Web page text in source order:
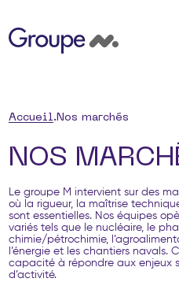
Accueil Nos marchés
NOS
Le groupe M intervient sur des
où la rigueur, la maîtrise
sont essentielles. Nos équipes
variés tels que le nucléaire, le
chimie/pétrochimie,
l’énergie et les chantiers navals.
capacité à répondre aux enjeux
d’activité.